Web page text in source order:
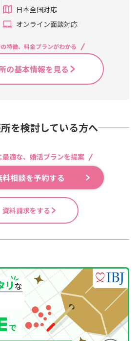
日本全国対応
オンライン面談対応
特徴、料金プランがわかる
の基本情報を見る
を検討している方へ
最適な、婚活プランを提案
料相談を予約する
資料請求をする